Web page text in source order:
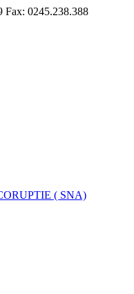
Fax: 0245.238.388
( SNA)